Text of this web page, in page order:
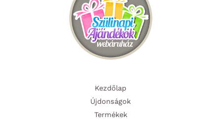
Kezdőlap
Újdonságok
Termékek